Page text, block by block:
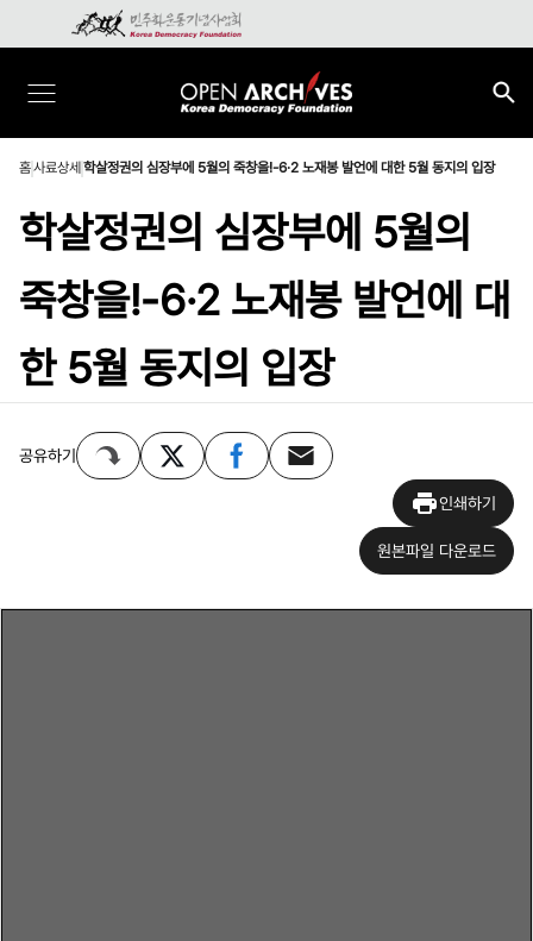
홈사료상세 학살정권의 심장부에 5월의 죽창을!-6·2 노재봉 발언에 대한 5월 동지의 입장
학살정권의 심장부에 5월의
죽창을!-6·2 노재봉 발언에 대
한 5월 동지의 입장
공유하기
인쇄하기
원본파일 다운로드